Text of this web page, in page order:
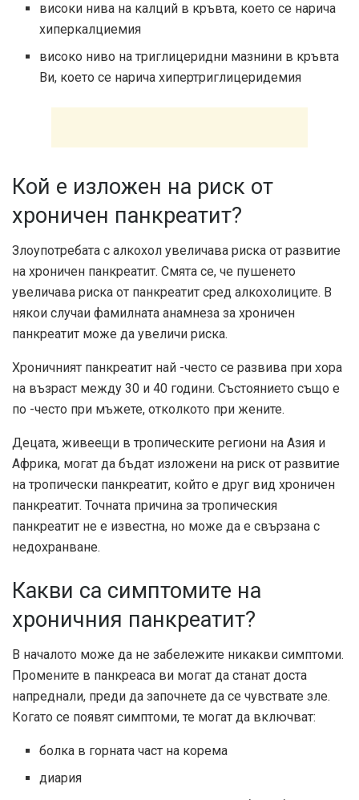
високи нива на калций в кръвта, което се нарича
хиперкалциемия
високо ниво на триглицеридни мазнини в кръвта
Ви, което се нарича хипертриглицеридемия
Кой е изложен на риск от
хроничен панкреатит?
Злоупотребата с алкохол увеличава риска от развитие
на хроничен панкреатит. Смята се, че пушенето
увеличава риска от панкреатит сред алкохолиците. В
някои случаи фамилната анамнеза за хроничен
панкреатит може да увеличи риска.
Хроничният панкреатит най -често се развива при хора
на възраст между 30 и 40 години. Състоянието също е
по -често при мъжете, отколкото при жените.
Децата, живеещи в тропическите региони на Азия и
Африка, могат да бъдат изложени на риск от развитие
на тропически панкреатит, който е друг вид хроничен
панкреатит. Точната причина за тропическия
панкреатит не е известна, но може да е свързана с
недохранване.
Какви са симптомите на
хроничния панкреатит?
В началото може да не забележите никакви симптоми.
Промените в панкреаса ви могат да станат доста
напреднали, преди да започнете да се чувствате зле.
Когато се появят симптоми, те могат да включват:
болка в горната част на корема
диария